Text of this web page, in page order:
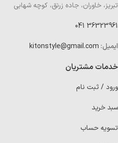
تبریز، خاوران، جاده زرنق، کوچه شهابی
36323961 041
ایمیل: kitonstyle@gmail.com
خدمات مشتریان
ورود / ثبت نام
سبد خرید
تسویه حساب